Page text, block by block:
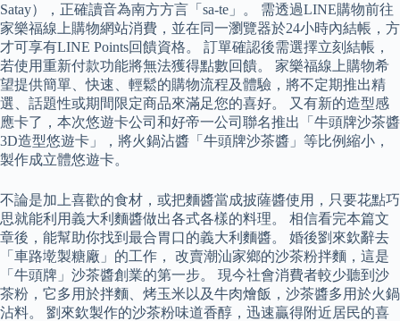
Satay），正確讀音為南方方言「sa-te」。 需透過LINE購物前往
家樂福線上購物網站消費，並在同一瀏覽器於24小時內結帳，方
才可享有LINE Points回饋資格。 訂單確認後需選擇立刻結帳，
若使用重新付款功能將無法獲得點數回饋。 家樂福線上購物希
望提供簡單、快速、輕鬆的購物流程及體驗，將不定期推出精
選、話題性或期間限定商品來滿足您的喜好。 又有新的造型感
應卡了，本次悠遊卡公司和好帝一公司聯名推出「牛頭牌沙茶醬
3D造型悠遊卡」，將火鍋沾醬「牛頭牌沙茶醬」等比例縮小，
製作成立體悠遊卡。
不論是加上喜歡的食材，或把麵醬當成披薩醬使用，只要花點巧
思就能利用義大利麵醬做出各式各樣的料理。 相信看完本篇文
章後，能幫助你找到最合胃口的義大利麵醬。 婚後劉來欽辭去
「車路墘製糖廠」的工作， 改賣潮汕家鄉的沙茶粉拌麵，這是
「牛頭牌」沙茶醬創業的第一步。 現今社會消費者較少聽到沙
茶粉，它多用於拌麵、烤玉米以及牛肉燴飯，沙茶醬多用於火鍋
沾料。 劉來欽製作的沙茶粉味道香醇，迅速贏得附近居民的喜